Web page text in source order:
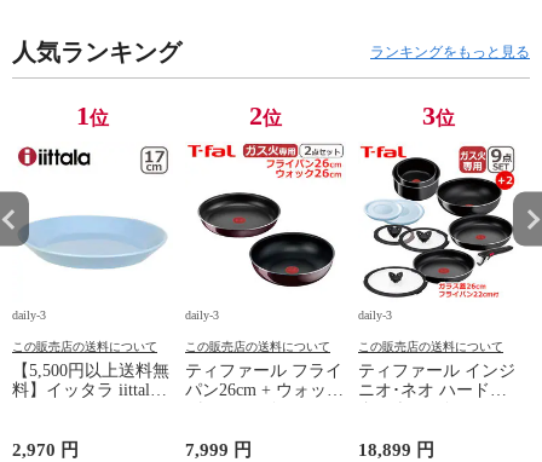
用 直火 T-fal 【北海
2009c2222
人気ランキング ランキングをもっと見る
1位
daily-3
この販売店の送料について
【5,500円以上送料無
料】イッタラ iittala
イスブルー プレート
2,970 円
2位
daily-3
この販売店の送料について
ティファール フライ
パン26cm + ウォック
パン26cm インジニ
ジボルドー･インテン
7,999 円
3位
daily-3
この販売店の送料について
ティファール インジ
ニオ･ネオ ハードチ
タニウム･インテンス
点 L43891 + フライ
18,899 円